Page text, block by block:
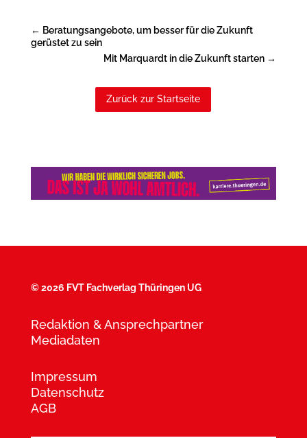
← Beratungsangebote, um besser für die Zukunft
gerüstet zu sein
Mit Marquardt in die Zukunft starten →
Zurück zur Startseite
©2026 FVT Fachverlag Thüringen UG
Redaktion & Ansprechpartner
Mediadaten
Impressum
Datenschutz
AGB